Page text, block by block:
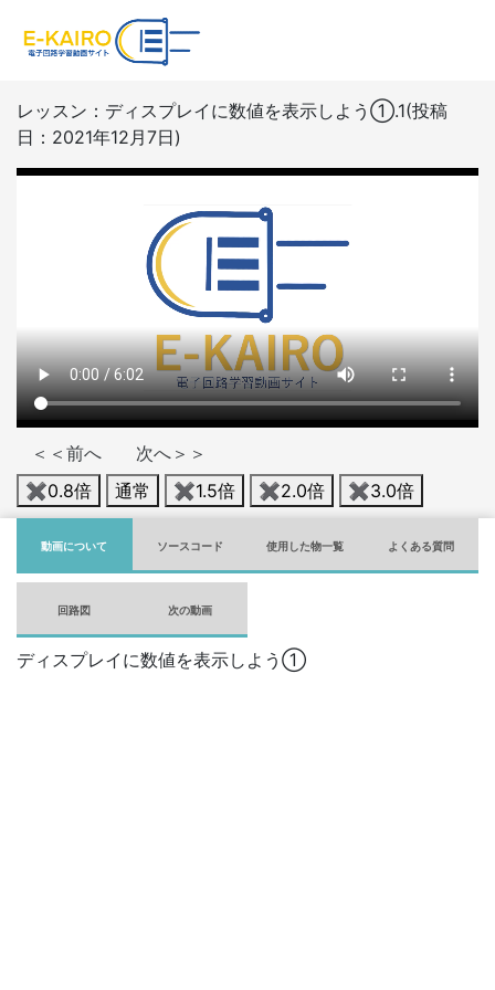
レッスン：ディスプレイに数値を表示しよう①.1(投稿
日：2021年12月7日)
＜＜前へ
次へ＞＞
✖︎0.8倍
通常 ✖︎1.5倍 ✖︎2.0倍 ✖︎3.0倍
動画について ソースコード 使用した物一覧 よくある質問
回路図 次の動画
ディスプレイに数値を表示しよう①